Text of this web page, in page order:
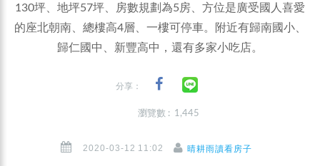
130坪、地坪57坪、房數規劃為5房、方位是廣受國人喜愛
的座北朝南、總樓高4層、一樓可停車。附近有歸南國小、
歸仁國中、新豐高中，還有多家小吃店。
分享：
瀏覽數 : 1,445
2020-03-12 11:02 晴耕雨讀看房子